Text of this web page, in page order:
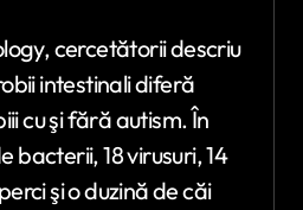
cercetătorii descriu
intestinali diferă
cu şi fără autism. În
bacterii, 18 virusuri, 14
şi o duzină de căi